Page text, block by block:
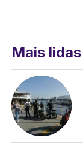
Mais lidas